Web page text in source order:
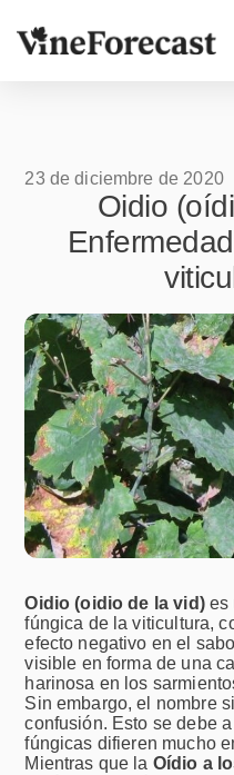
23 de diciembre de 2020
Oidio
Oidio (oidio de la vid)es
fúngica de la viticultura,
efecto negativo en el
visible en forma de una
harinosa en los
Sin embargo, el nombre
confusión. Esto se debe
fúngicas difieren mucho
Mientras que la Oídio a